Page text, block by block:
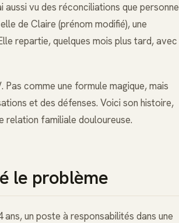
aussi vu des réconciliations que personne
de Claire (prénom modifié), une
repartie, quelques mois plus tard, avec
comme une formule magique, mais
et des défenses. Voici son histoire,
relation familiale douloureuse.
le problème
un poste à responsabilités dans une